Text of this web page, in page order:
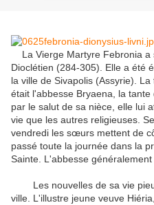
La Vierge Martyre Febronia a
Dioclétien (284-305). Elle a été
la ville de Sivapolis (Assyrie).
était l'abbesse Bryaena, la
par le salut de sa nièce, elle lui
vie que les autres religieuses.
vendredi les sœurs mettent de
passé toute la journée dans la
Sainte. L'abbesse
Les nouvelles de sa vie
ville. L'illustre jeune veuve